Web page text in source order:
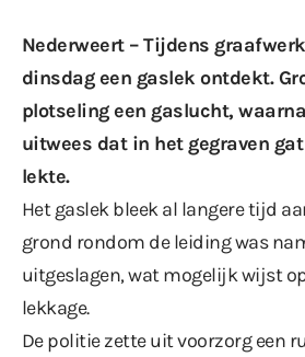
Nederweert – Tijdens
dinsdag een gaslek ontdekt.
plotseling een gaslucht,
uitwees dat in het gegraven
lekte.
Het gaslek bleek al langere tijd
grond rondom de leiding was
uitgeslagen, wat mogelijk wijst
lekkage.
De politie zette uit voorzorg een